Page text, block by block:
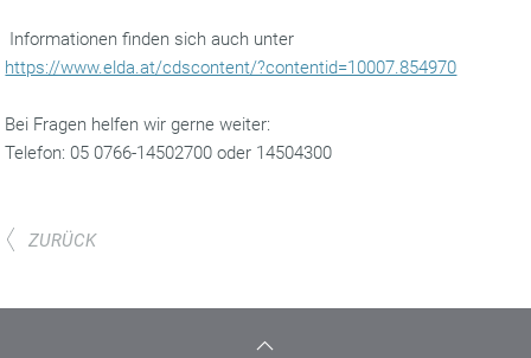
Informationen finden sich auch unter
https://www.elda.at/cdscontent/?contentid=10007.854970
Bei Fragen helfen wir gerne weiter:
Telefon: 05 0766-14502700 oder 14504300
ZURÜCK